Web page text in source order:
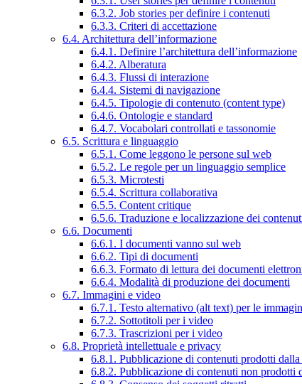
6.3.2. Job stories per definire i contenuti
6.3.3. Criteri di accettazione
6.4. Architettura dell’informazione
6.4.1. Definire l’architettura dell’informazione
6.4.2. Alberatura
6.4.3. Flussi di interazione
6.4.4. Sistemi di navigazione
6.4.5. Tipologie di contenuto (content type)
6.4.6. Ontologie e standard
6.4.7. Vocabolari controllati e tassonomie
6.5. Scrittura e linguaggio
6.5.1. Come leggono le persone sul web
6.5.2. Le regole per un linguaggio semplice
6.5.3. Microtesti
6.5.4. Scrittura collaborativa
6.5.5. Content critique
6.5.6. Traduzione e localizzazione dei
6.6. Documenti
6.6.1. I documenti vanno sul web
6.6.2. Tipi di documenti
6.6.3. Formato di lettura dei documenti
6.6.4. Modalità di produzione dei documenti
6.7. Immagini e video
6.7.1. Testo alternativo (alt text) per le
6.7.2. Sottotitoli per i video
6.7.3. Trascrizioni per i video
6.8. Proprietà intellettuale e privacy
6.8.1. Pubblicazione di contenuti prodotti
6.8.2. Pubblicazione di contenuti non prodotti